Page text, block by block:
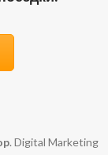
. Digital Marketing